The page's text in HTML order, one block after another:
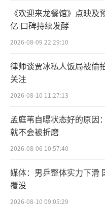
在蕺山书院学
与现代歌曲相结合
出和它氛围相同的
看，体会诗与歌之
猜歌环节，在
小曲库”之称的杨
《青春纪念册》说
为节目笑点小高潮
猜歌滑铁卢、小曲
题扇桥题字环节，
题字“扇凉”一语双
指人“善良”；杨迪
《欢迎来龙餐馆》点映及
亿 口碑持续发酵
2026-08-09 22:29:10
律师谈贾冰私人饭局被偷
关注
2026-08-10 11:27:13
孟庭苇自曝状态好的原因
就不会被折磨
2026-08-06 10:57:40
媒体：男乒整体实力下滑
覆没
2026-08-10 09:05:29